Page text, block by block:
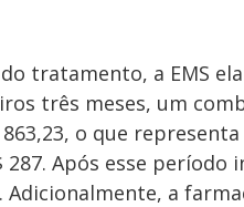
tratamento, a EMS
três meses, um
o que
Após esse
Adicionalmente, a